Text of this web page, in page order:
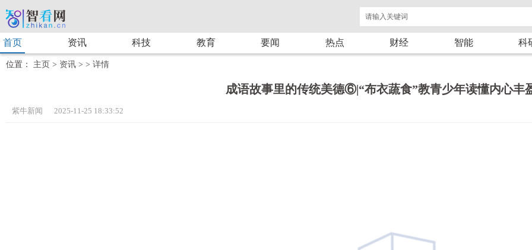
首页 资讯 科技 教育 要闻 热点 财经 智能 科
位置： 主页 > 资讯 > > 详情
成语故事里的传统美德⑥|“布衣蔬食”教青少年读懂内心丰
紫牛新闻 2025-11-25 18:33:52